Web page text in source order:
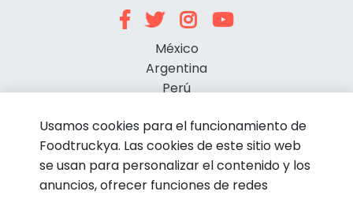
México
Argentina
Perú
Usamos cookies para el funcionamiento de
Foodtruckya. Las cookies de este sitio web
se usan para personalizar el contenido y los
anuncios, ofrecer funciones de redes